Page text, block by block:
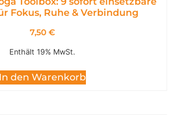
Fokus, Ruhe & Verbindung
7,50 €
Enthält 19% MwSt.
In den Warenkorb